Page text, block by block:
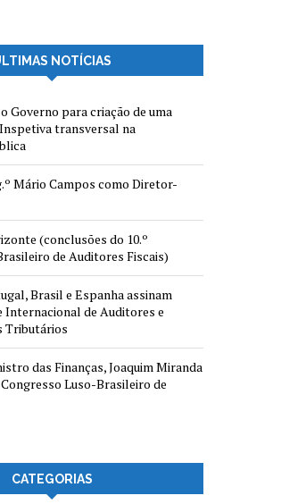
NOTÍCIAS
Governo para criação de uma
transversal na
Mário Campos como Diretor-
(conclusões do 10.º
de Auditores Fiscais)
Brasil e Espanha assinam
Internacional de Auditores e
Tributários
das Finanças, Joaquim Miranda
Luso-Brasileiro de
CATEGORIAS